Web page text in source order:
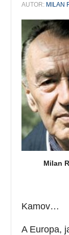
AUTOR: MILAN
Milan
Kamov…
A Europa,